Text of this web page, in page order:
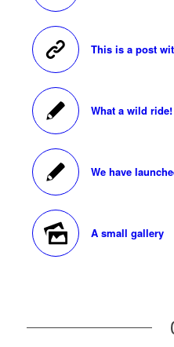
This is a post
What a wild ride!
We have
A small gallery